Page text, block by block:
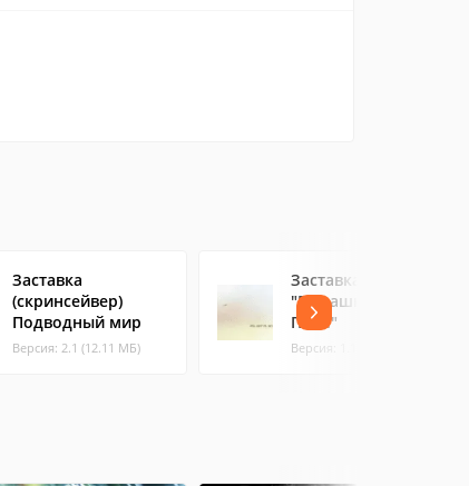
Заставка
(скринсейвер)
Подводный мир
Версия: 2.1 (12.11 МБ)
Заставка
"Ромашковое
Поле"
Версия: 1.1 (17.71 МБ)